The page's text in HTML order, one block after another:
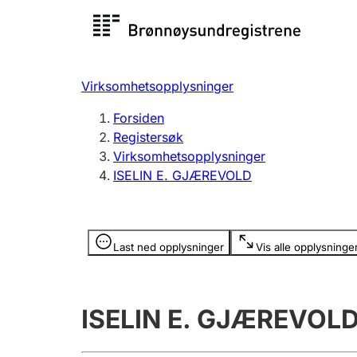
Registersøk
Registrere, endre, slette
Virksomhetsopplysninger
Forsiden
Registersøk
Virksomhetsopplysninger
ISELIN E. GJÆREVOLD
Last ned opplysninger Vis alle
Opplysninger er skjult
ISELIN E.